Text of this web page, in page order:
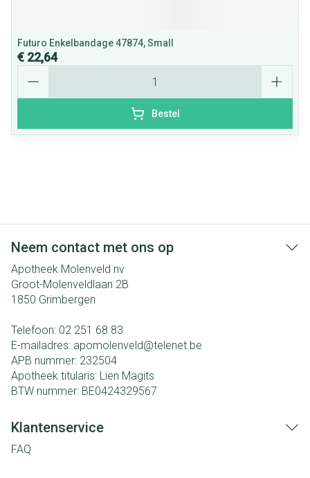
Futuro Enkelbandage 47874, Small
€ 22,64
Bestel
Neem contact met ons op
Apotheek Molenveld nv
Groot-Molenveldlaan 2B
1850 Grimbergen
Telefoon: 02 251 68 83
E-mailadres: apomolenveld@telenet.be
APB nummer: 232504
Apotheek titularis: Lien Magits
BTW nummer: BE0424329567
Klantenservice
FAQ